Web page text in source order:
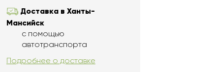
Доставка в Ханты-
Мансийск
с помощью
автотранспорта
Подробнее о доставке